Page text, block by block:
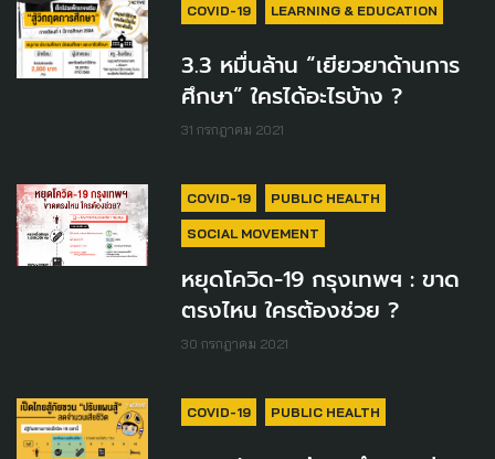
COVID-19 LEARNING & EDUCATION
3.3 หมื่นล้าน “เยียวยาด้านการ
ศึกษา” ใครได้อะไรบ้าง ?
31 กรกฎาคม 2021
COVID-19 PUBLIC HEALTH
SOCIAL MOVEMENT
หยุดโควิด-19 กรุงเทพฯ : ขาด
ตรงไหน ใครต้องช่วย ?
30 กรกฎาคม 2021
COVID-19 PUBLIC HEALTH